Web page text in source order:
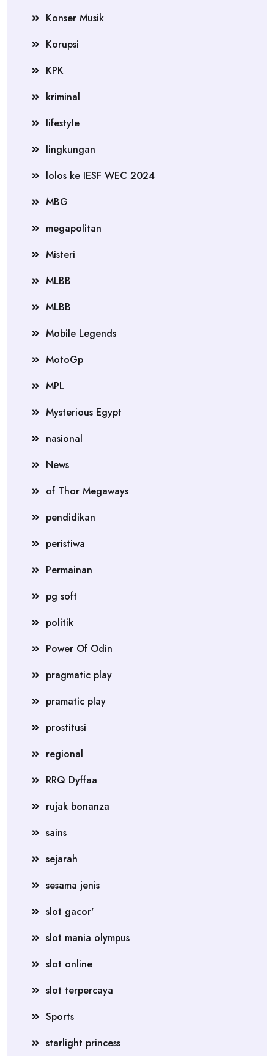
Konser Musik
Korupsi
KPK
kriminal
lifestyle
lingkungan
lolos ke IESF WEC 2024
MBG
megapolitan
Misteri
MLBB
MLBB
Mobile Legends
MotoGp
MPL
Mysterious Egypt
nasional
News
of Thor Megaways
pendidikan
peristiwa
Permainan
pg soft
politik
Power Of Odin
pragmatic play
pramatic play
prostitusi
regional
RRQ Dyffaa
rujak bonanza
sains
sejarah
sesama jenis
slot gacor'
slot mania olympus
slot online
slot terpercaya
Sports
starlight princess